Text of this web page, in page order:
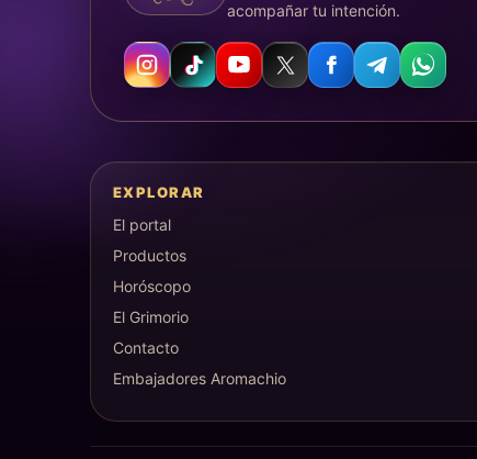
acompañar tu intención.
EXPLORAR
El portal
Productos
Horóscopo
El Grimorio
Contacto
Embajadores Aromachio